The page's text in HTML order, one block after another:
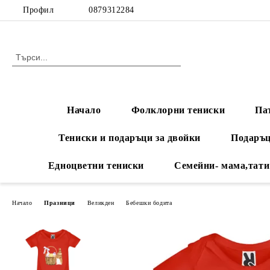
Профил 0879312284
Начало Фолклорни тениски
Тениски и подаръци за двойки
Едноцветни тениски Семейни-
Начало Празници Великден Бебешки бодита